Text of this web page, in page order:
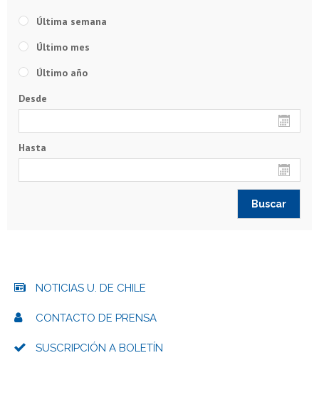
Última semana
Último mes
Último año
Desde
Hasta
NOTICIAS U. DE CHILE
CONTACTO DE PRENSA
SUSCRIPCIÓN A BOLETÍN